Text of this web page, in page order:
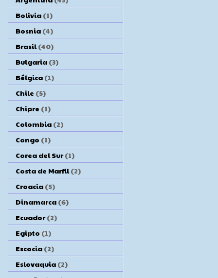
Bolivia (1)
Bosnia (4)
Brasil (40)
Bulgaria (3)
Bélgica (1)
Chile (5)
Chipre (1)
Colombia (2)
Congo (1)
Corea del Sur (1)
Costa de Marfil (2)
Croacia (5)
Dinamarca (6)
Ecuador (2)
Egipto (1)
Escocia (2)
Eslovaquia (2)